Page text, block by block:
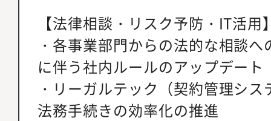
【法律相談・リスク予防・IT活用
・各事業部門からの法的な相談
に伴う社内ルールのアップデート
・リーガルテック（契約管理シ
法務手続きの効率化の推進